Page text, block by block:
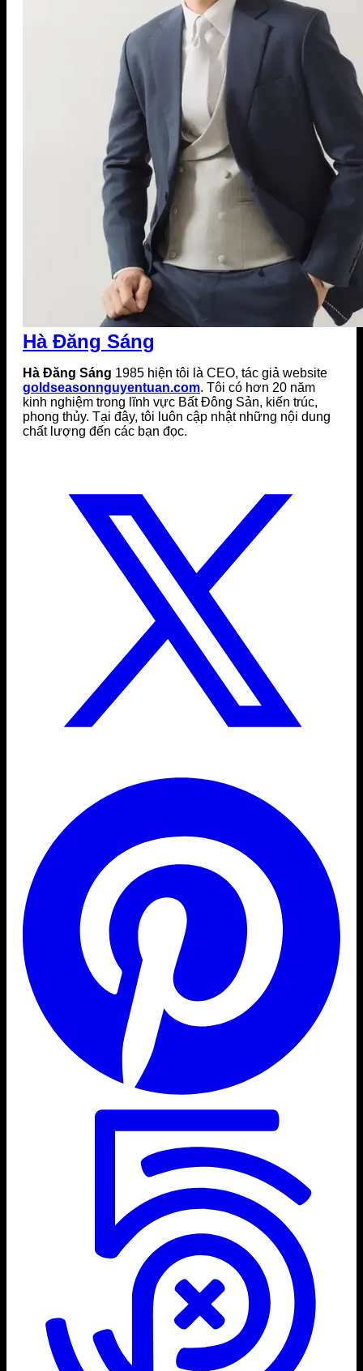
Hà Đăng Sáng
Hà Đăng Sáng 1985 hiện tôi là CEO, tác giả website
goldseasonnguyentuan.com. Tôi có hơn 20 năm
kinh nghiệm trong lĩnh vực Bất Đông Sản, kiến trúc,
phong thủy. Tại đây, tôi luôn cập nhật những nội dung
chất lượng đến các bạn đọc.